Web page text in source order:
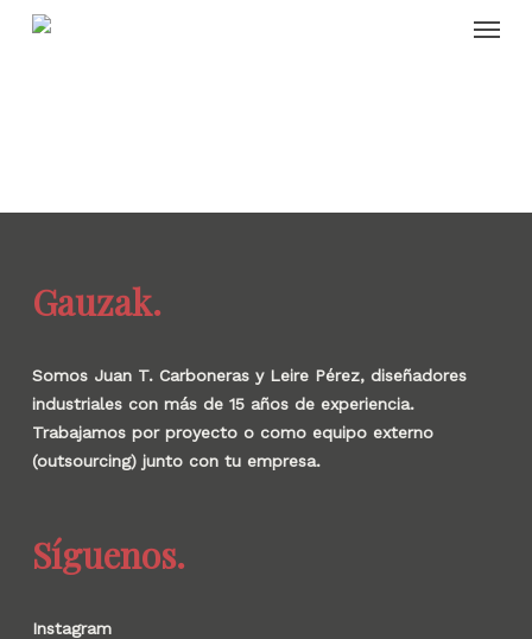
Skip
Gauzak.
Somos Juan T. Carboneras y Leire Pérez, diseñadores
industriales con más de 15 años de experiencia.
Trabajamos por proyecto o como equipo externo
(outsourcing) junto con tu empresa.
Síguenos.
Instagram